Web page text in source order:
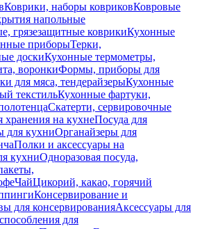
Коврики, наборы ковриковКовровые
напольные
грязезащитные коврикиКухонные
приборыТерки,
доскиКухонные термометры,
воронкиФормы, приборы для
для мяса, тендерайзерыКухонные
текстильКухонные фартуки,
Скатерти, сервировочные
хранения на кухнеПосуда для
для кухниОрганайзеры для
Полки и аксессуары на
кухниОдноразовая посуда,
ЧайЦикорий, какао, горячий
Консервирование и
для консервированияАксессуары для
для